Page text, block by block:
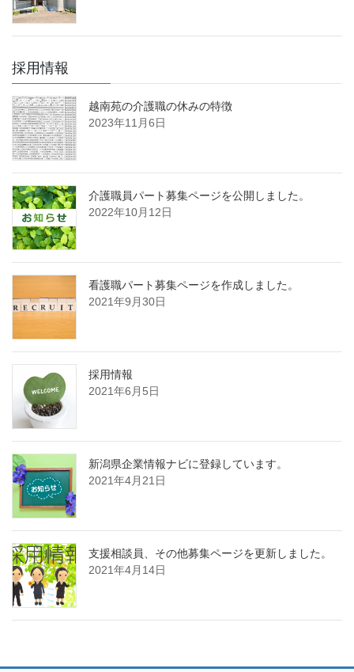
採用情報
越南苑の介護職の休みの特徴
2023年11月6日
介護職員パート募集ページを公開しました。
2022年10月12日
看護職パート募集ページを作成しました。
2021年9月30日
採用情報
2021年6月5日
新潟県企業情報ナビに登録しています。
2021年4月21日
支援相談員、その他募集ページを更新しました。
2021年4月14日